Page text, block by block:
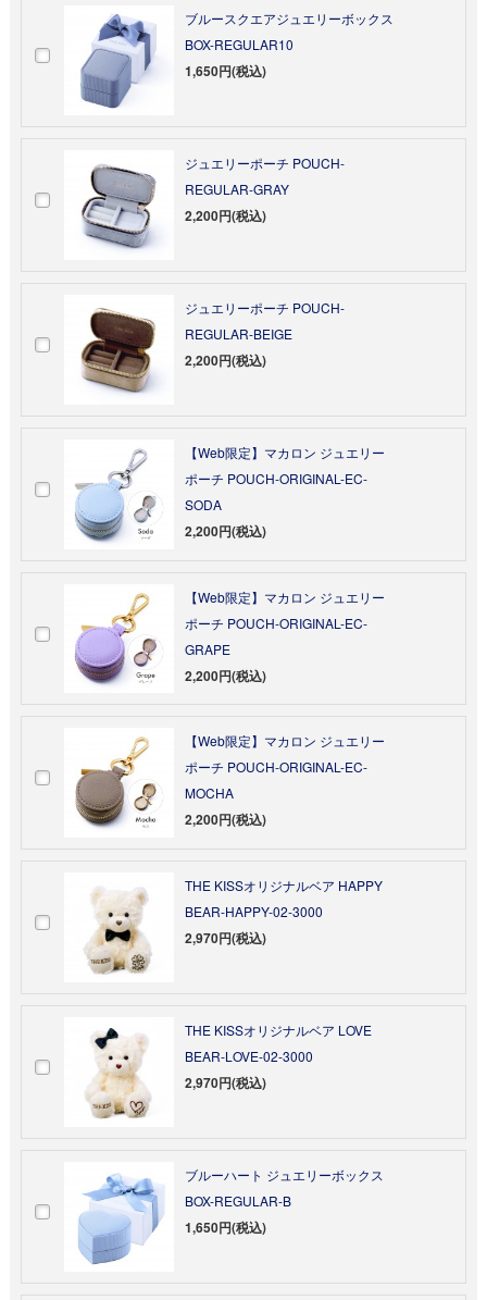
ブルースクエアジュエリーボックス
BOX-REGULAR10
1,650円(税込)
ジュエリーポーチ POUCH-
REGULAR-GRAY
2,200円(税込)
ジュエリーポーチ POUCH-
REGULAR-BEIGE
2,200円(税込)
【Web限定】マカロン ジュエリー
ポーチ POUCH-ORIGINAL-EC-
SODA
2,200円(税込)
【Web限定】マカロン ジュエリー
ポーチ POUCH-ORIGINAL-EC-
GRAPE
2,200円(税込)
【Web限定】マカロン ジュエリー
ポーチ POUCH-ORIGINAL-EC-
MOCHA
2,200円(税込)
THE KISSオリジナルベア HAPPY
BEAR-HAPPY-02-3000
2,970円(税込)
THE KISSオリジナルベア LOVE
BEAR-LOVE-02-3000
2,970円(税込)
ブルーハート ジュエリーボックス
BOX-REGULAR-B
1,650円(税込)